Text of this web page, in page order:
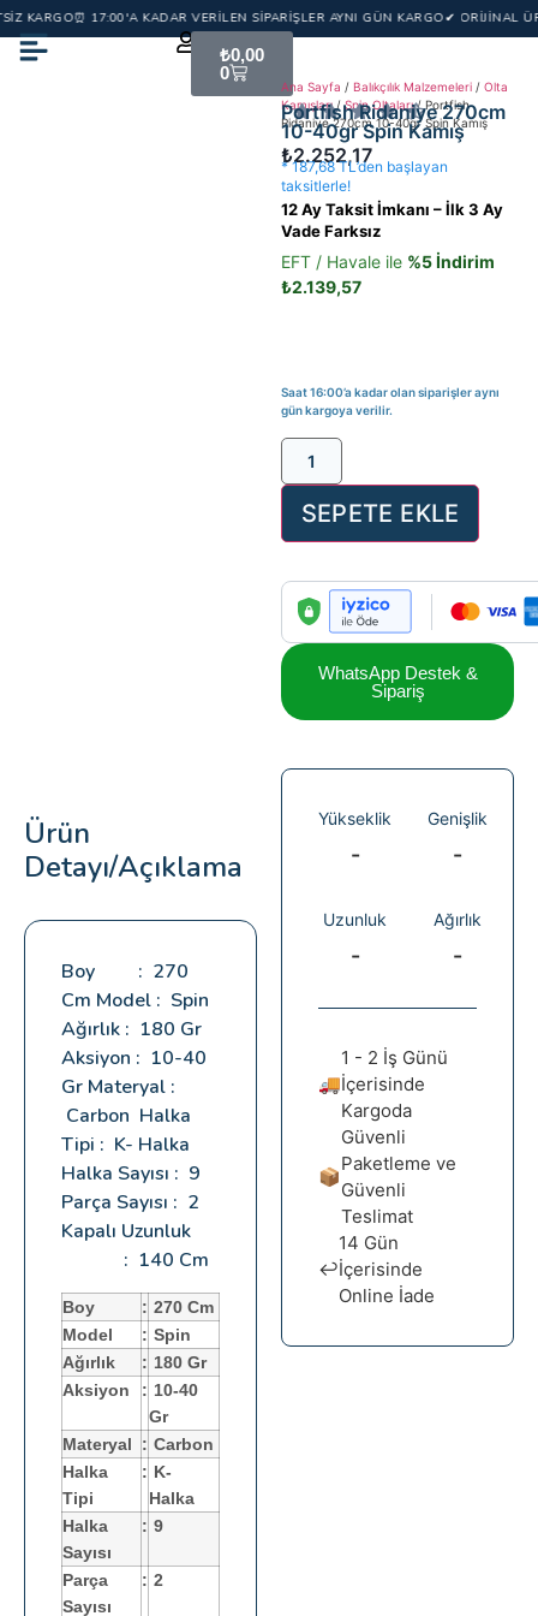
KARGO⏰ 17:00'A KADAR VERİLEN SİPARİŞLER AYNI GÜN KARGO✔ ORİJİNAL
₺0,00
0
Ana Sayfa / Balıkçılık Malzemeleri / Olta
Kamışları/Spin Oltaları/ Portfish
Ridaniye 270cm 10-40gr Spin Kamış
Portfish Ridaniye 270cm
10-40gr Spin Kamış
₺2.252,17
* 187,68 TL’den başlayan
taksitlerle!
12 Ay Taksit İmkanı – İlk 3 Ay
Vade Farksız
EFT / Havale ile %5 İndirim
₺2.139,57
Saat 16:00’a kadar olan siparişler aynı
gün kargoya verilir.
SEPETE EKLE
WhatsApp Destek &
Sipariş
Ürün
Detayı/Açıklama
Boy : 270
Cm Model : Spin
Ağırlık : 180 Gr
Aksiyon : 10-40
Gr Materyal :
Carbon Halka
Tipi : K- Halka
Halka Sayısı : 9
Parça Sayısı : 2
Kapalı Uzunluk
: 140 Cm
Boy : 270 Cm
Model
: Spin
Ağırlık
: 180 Gr
Aksiyon
: 10-40
Gr
Materyal
: Carbon
Halka
Tipi
: K-
Halka
Halka
Sayısı
: 9
Parça
Sayısı
: 2
Yükseklik
-
Genişlik
-
Uzunluk
-
Ağırlık
-
🚚
1 - 2 İş Günü
İçerisinde
Kargoda
📦
Güvenli
Paketleme ve
Güvenli
Teslimat
↩️
14 Gün
İçerisinde
Online İade